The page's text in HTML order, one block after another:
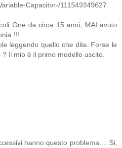
Capacitor-/111549349627
One da circa 15 anni, MAI avuto
!!!
leggendo quello che dite. Forse le
Il mio è il primo modello uscito.
hanno questo problema.... Si,